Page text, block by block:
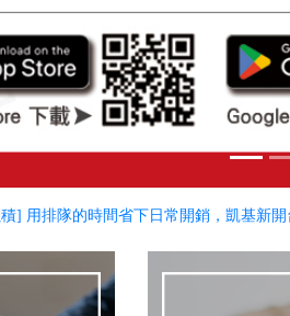
] 用排隊的時間省下日常開銷，凱基新